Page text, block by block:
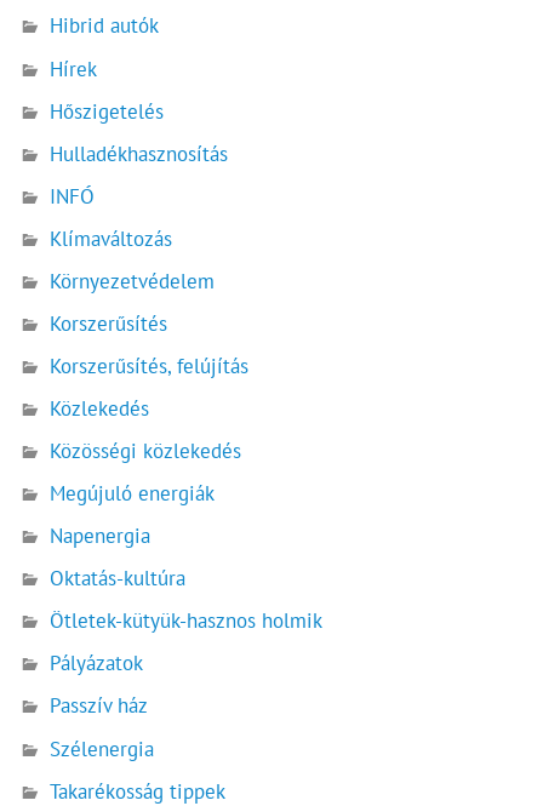
Hibrid autók
Hírek
Hőszigetelés
Hulladékhasznosítás
INFÓ
Klímaváltozás
Környezetvédelem
Korszerűsítés
Korszerűsítés, felújítás
Közlekedés
Közösségi közlekedés
Megújuló energiák
Napenergia
Oktatás-kultúra
Ötletek-kütyük-hasznos holmik
Pályázatok
Passzív ház
Szélenergia
Takarékosság tippek